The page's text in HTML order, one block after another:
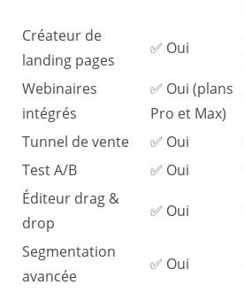
Créateur de
landing pages
✅ Oui
Webinaires
intégrés
✅ Oui (plans
Pro et Max)
Tunnel de vente ✅ Oui
Test A/B
✅ Oui
Éditeur drag &
drop
✅ Oui
Segmentation
avancée
✅ Oui